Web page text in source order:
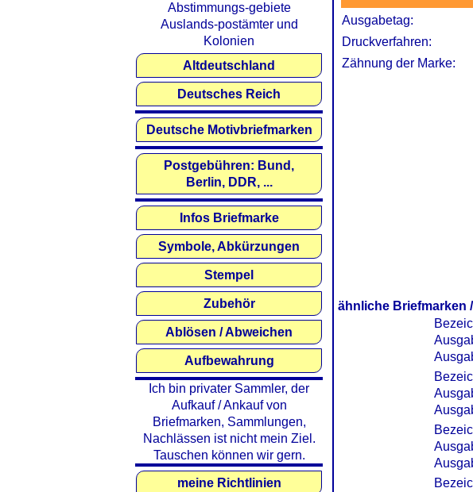
Ausgabetag:
Druckverfahren:
Zähnung der Marke:
ähnliche Briefmarken
Abstimmungs-gebiete
Auslands-postämter und
Kolonien
Altdeutschland
Deutsches Reich
Deutsche Motivbriefmarken
Postgebühren: Bund,
Berlin, DDR, ...
Infos Briefmarke
Symbole, Abkürzungen
Stempel
Zubehör
Ablösen / Abweichen
Aufbewahrung
Ich bin privater Sammler, der
Aufkauf / Ankauf von
Briefmarken, Sammlungen,
Nachlässen ist nicht mein Ziel.
Tauschen können wir gern.
meine Richtlinien